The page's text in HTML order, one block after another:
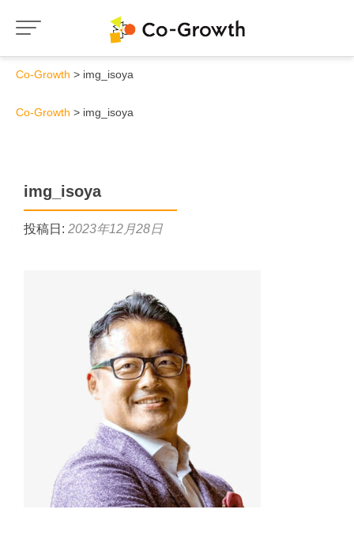
Co-Growth img_isoya
Co-Growth img_isoya
img_isoya
投稿日: 2023年12月28日